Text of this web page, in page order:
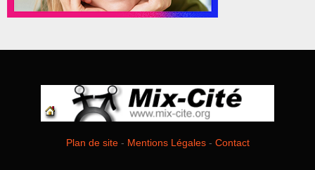
Plan de site- Mentions Légales- Contact